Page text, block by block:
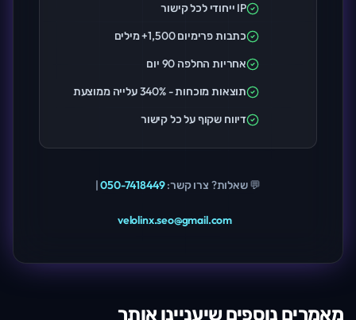
IP ייחודי לכל קישור
כתבות פרימיום 1,500+ מילים
אחריות החלפה 90 יום
תוצאות מוכחות - 340% עלייה ממוצעת
דיווח שקוף על כל קישור
💬 שאלות? צרו קשר:050-7418449
|
velolinx.seo@gmail.com
מאמרים נוספים שיעניינו אותך